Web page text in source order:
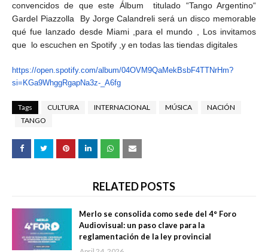
convencidos de que este Álbum titulado “Tango Argentino“
Gardel Piazzolla By Jorge Calandreli será un disco memorable
qué fue lanzado desde Miami ,para el mundo , Los invitamos
que lo escuchen en Spotify ,y en todas las tiendas digitales
https://open.spotify.com/album/04OVM9QaMekBsbF4TTNrHm?
si=KGa9WhggRgapNa3z-_A6fg
Tags CULTURA INTERNACIONAL MÚSICA
NACIÓN
TANGO
RELATED POSTS
Merlo se consolida como sede del 4° Foro
Audiovisual: un paso clave para la
reglamentación de la ley provincial